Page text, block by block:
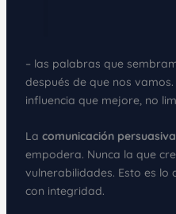
– las palabras que
después de que nos
influencia que mejore, no
La comunicación persuasiva
empodera. Nunca la que
vulnerabilidades. Esto es
con integridad.